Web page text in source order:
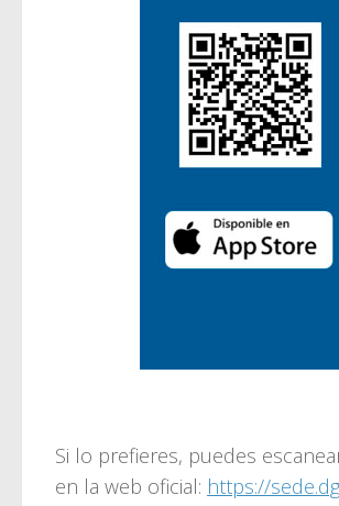
Si lo prefieres, puedes
en la web oficial: https://